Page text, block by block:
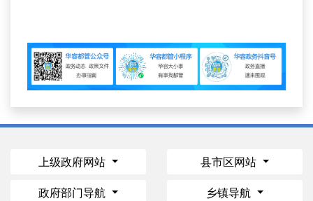
上级政府网站 县市区网站
政府部门导航 乡镇导航